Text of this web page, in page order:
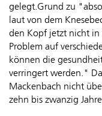
gelegt.Grund zu
laut von dem
den Kopf jetzt nicht in
Problem auf
können die
verringert werden."
Mackenbach nicht
zehn bis zwanzig